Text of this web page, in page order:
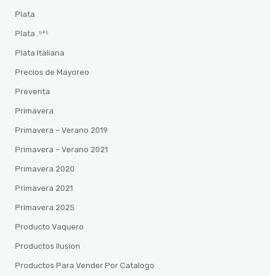
Plata
Plata .⁹²⁵
Plata Italiana
Precios de Mayoreo
Preventa
Primavera
Primavera – Verano 2019
Primavera – Verano 2021
Primavera 2020
Primavera 2021
Primavera 2025
Producto Vaquero
Productos Ilusion
Productos Para Vender Por Catalogo